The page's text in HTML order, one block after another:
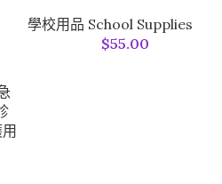
學校用品 School Supplies
$55.00